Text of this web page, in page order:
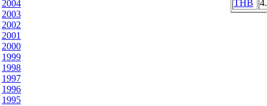
2004
2003
2002
2001
2000
1999
1998
1997
1996
1995
THB